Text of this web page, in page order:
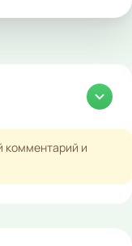
комментарий и